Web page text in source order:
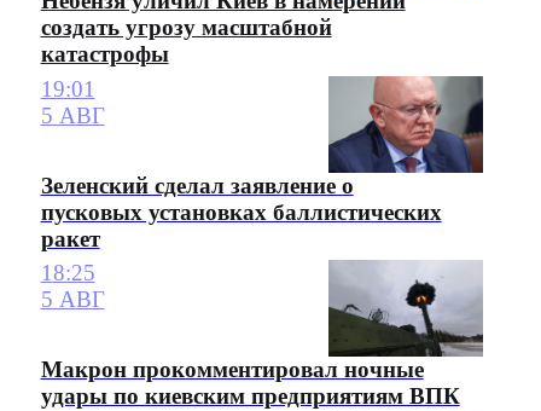
создать угрозу масштабной
катастрофы
19:01
5 АВГ
Зеленский сделал заявление о
пусковых установках баллистических
ракет
18:25
5 АВГ
Макрон прокомментировал ночные
удары по киевским предприятиям ВПК